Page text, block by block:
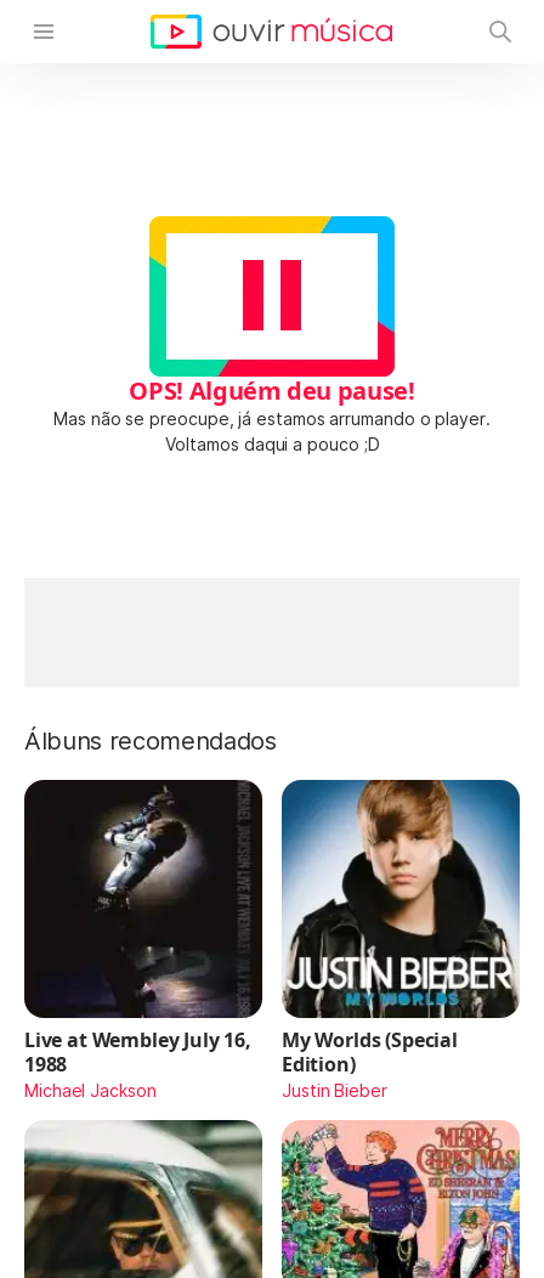
OPS! Alguém deu pause!
Mas não se preocupe, já estamos arrumando o player.
Voltamos daqui a pouco ;D
Álbuns recomendados
Live at Wembley July 16,
1988
Michael Jackson
My Worlds (Special
Edition)
Justin Bieber